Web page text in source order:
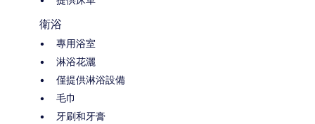
衛浴
專用浴室
淋浴花灑
僅提供淋浴設備
毛巾
牙刷和牙膏